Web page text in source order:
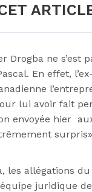
Drogba ne s’est
En effet,
lui avoir fait
envoyée hier
surpris
les allégations
juridique